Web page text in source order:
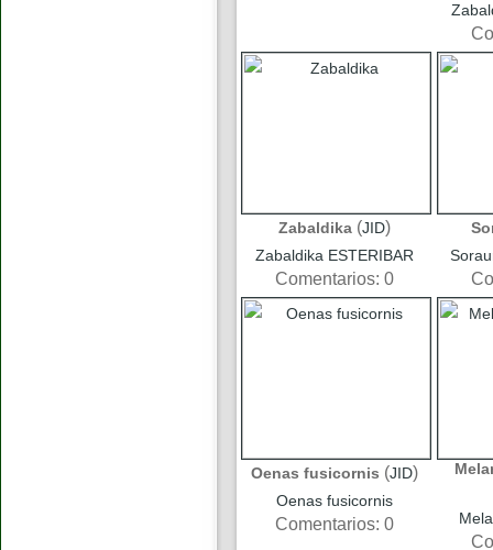
Zabaldika (JID)
Zabaldika ESTERIBAR
Comentarios: 0
Oenas fusicornis (JID)
Oenas fusicornis
Comentarios: 0